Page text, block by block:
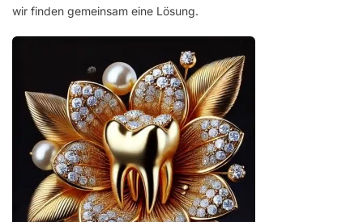
wir finden gemeinsam eine Lösung.